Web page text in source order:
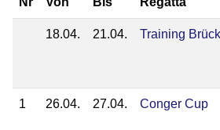
18.04. 21.04. Training
1 26.04. 27.04. Conger Cup